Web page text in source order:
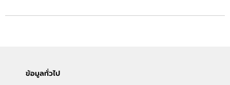
ข้อมูลทั่วไป